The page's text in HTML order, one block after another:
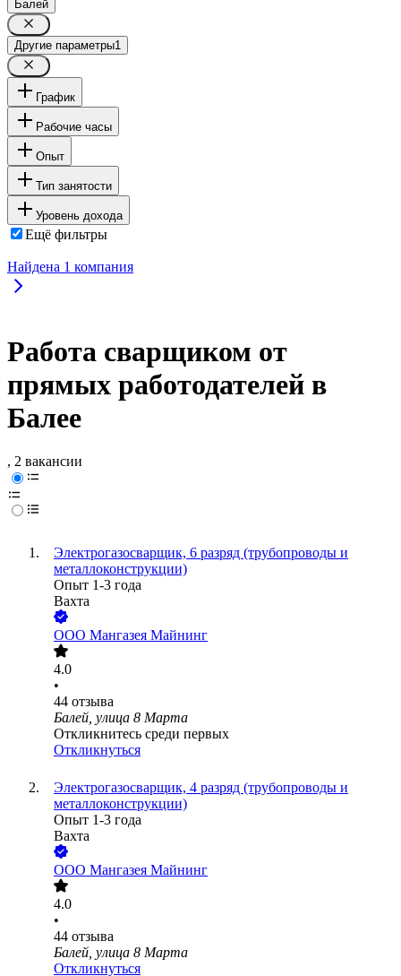
Балей
Другие параметры1
График
Рабочие часы
Опыт
Тип занятости
Уровень дохода
Ещё фильтры
Найдена 1 компания
Работа сварщиком от
прямых работодателей в
Балее
, 2 вакансии
Электрогазосварщик, 6 разряд (трубопроводы и
металлоконструкции)
Опыт 1-3 года
Вахта
ООО Мангазея Майнинг
4.0
•
44 отзыва
Балей, улица 8 Марта
Откликнитесь среди первых
Откликнуться
Электрогазосварщик, 4 разряд (трубопроводы и
металлоконструкции)
Опыт 1-3 года
Вахта
ООО Мангазея Майнинг
4.0
•
44 отзыва
Балей, улица 8 Марта
Откликнуться